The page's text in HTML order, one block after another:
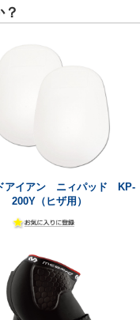
アイアン ニィパッド KP-
200Y（ヒザ用）